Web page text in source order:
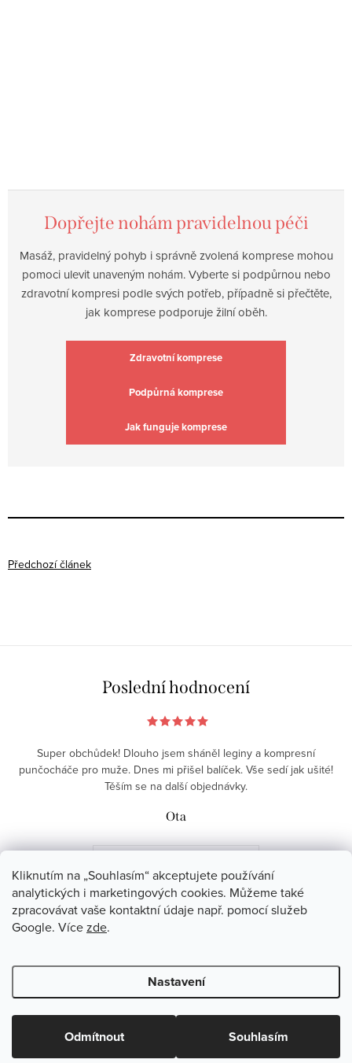
Kliknutím na „Souhlasím“ akceptujete používání
analytických i marketingových cookies. Můžeme také
zpracovávat vaše kontaktní údaje např. pomocí služeb
Google. Vícezde.
Nastavení
Odmítnout Souhlasím
Dopřejte nohám pravidelnou péči
Masáž, pravidelný pohyb i správně zvolená komprese mohou
pomoci ulevit unaveným nohám. Vyberte si podpůrnou nebo
zdravotní kompresi podle svých potřeb, případně si přečtěte,
jak komprese podporuje žilní oběh.
Zdravotní komprese
Podpůrná komprese
Jak funguje komprese
Předchozí článek
Poslední hodnocení
Super obchůdek! Dlouho jsem sháněl leginy a kompresní
punčocháče pro muže. Dnes mi přišel balíček. Vše sedí jak ušité!
Těším se na další objednávky.
Ota
Z
pippy@pippy.cz